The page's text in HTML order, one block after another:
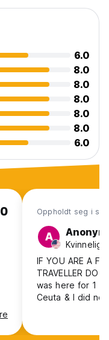
6.0
8.0
8.0
8.0
8.0
8.0
6.0
Oppholdt seg i
A Anonym
Kvinnelig,
IF YOU ARE A
TRAVELLER DO
was here for 1
Ceuta & I did
and the location